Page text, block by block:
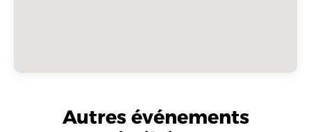
Autres événements